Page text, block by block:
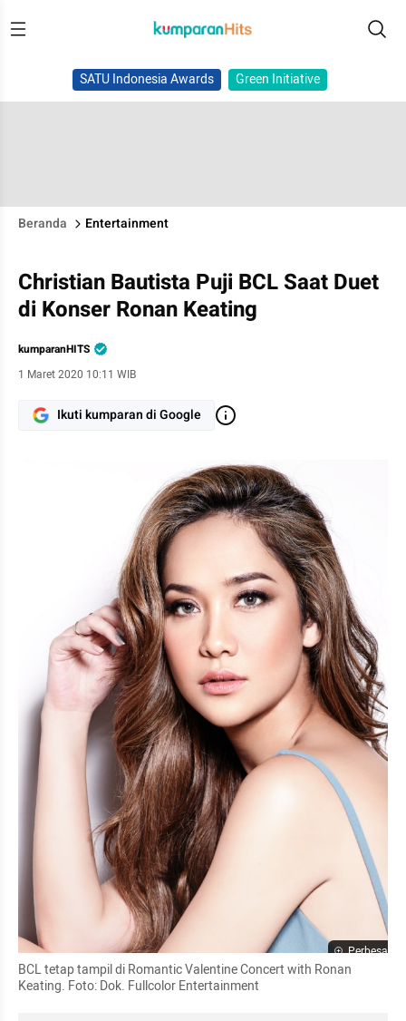
SATU Indonesia Awards Green Initiative
Beranda Entertainment
Christian Bautista Puji BCL Saat Duet
di Konser Ronan Keating
kumparanHITS
1 Maret 2020 10:11 WIB
Ikuti kumparan di Google
Perbesar
BCL tetap tampil di Romantic Valentine Concert with Ronan
Keating. Foto: Dok. Fullcolor Entertainment